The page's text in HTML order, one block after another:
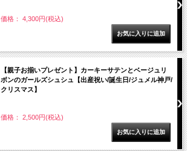
価格： 4,300円(税込)
【親子お揃いプレゼント】カーキーサテンとベージュリ
ボンのガールズシュシュ【出産祝い/誕生日/ジュメル神戸/
クリスマス】
価格： 2,500円(税込)